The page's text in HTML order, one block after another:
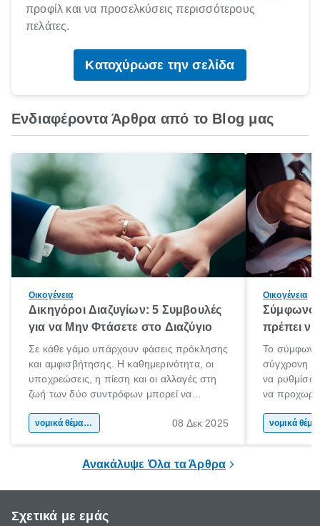
προφίλ και να προσελκύσεις περισσότερους
πελάτες.
Κατοχύρωσε την σελίδα
Ενδιαφέροντα Άρθρα από το Blog μας
Οικογένεια
Δικηγόροι Διαζυγίων: 5 Συμβουλές
για να Μην Φτάσετε στο Διαζύγιο
Σε κάθε γάμο υπάρχουν φάσεις πρόκλησης
και αμφισβήτησης. Η καθημερινότητα, οι
υποχρεώσεις, η πίεση και οι αλλαγές στη
ζωή των δύο συντρόφων μπορεί να
Όταν οι διαφωνίες πληθαίνουν και η
νομικά θέματα & συμβουλές 08 Δεκ 2025
Οικογένεια
Σύμφωνο
πρέπει να
Το σύμφωνο
σύγχρονη
να
να
θέλεις
Ανακάλυψε Όλα τα Άρθρα
Σχετικά με εμάς